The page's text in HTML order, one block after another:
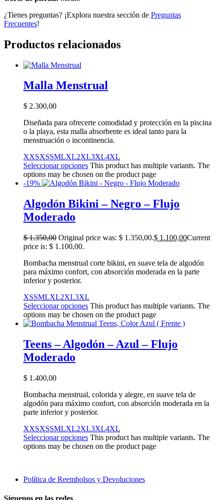
¿Tienes preguntas? ¡Explora nuestra sección de Preguntas
Frecuentes!
Productos relacionados
Malla Menstrual
$ 2.300,00
Diseñada para ofrecerte comodidad y protección en la piscina
o la playa, esta malla absorbente es ideal tanto para la
menstruación o incontinencia.
XXSXSSMLXL2XL3XL4XL
Seleccionar opciones This product has multiple variants. The
options may be chosen on the product page
-19%
Algodón Bikini – Negro – Flujo
Moderado
$1.350,00 Original price was: $ 1.350,00.$ 1.100,00Current
price is: $ 1.100,00.
Bombacha menstrual corte bikini, en suave tela de algodón
para máximo confort, con absorción moderada en la parte
inferior y posterior.
XSSMLXL2XL3XL
Seleccionar opciones This product has multiple variants. The
options may be chosen on the product page
Teens – Algodón – Azul – Flujo
Moderado
$ 1.400,00
Bombacha menstrual, colorida y alegre, en suave tela de
algodón para máximo confort, con absorción moderada en la
parte inferior y posterior.
XXSXSSMLXL2XL3XL4XL
Seleccionar opciones This product has multiple variants. The
options may be chosen on the product page
Política de Reembolsos y Devoluciones